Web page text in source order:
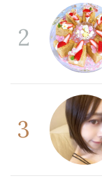
2
3